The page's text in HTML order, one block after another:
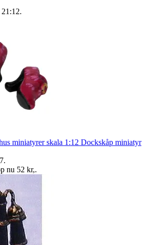
.
miniatyrer skala 1:12 Dockskåp miniatyr
.
nu 52 kr,.